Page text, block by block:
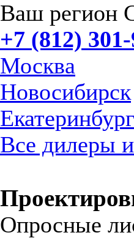
Ваш регион
+7 (812)
Москва
Новосибирск
Екатеринбург
Все дилеры
Опросные